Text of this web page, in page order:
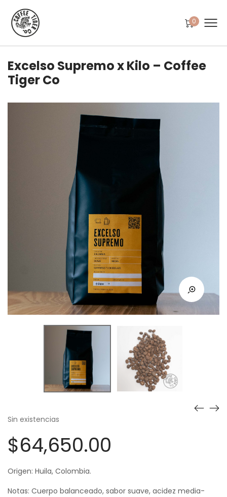
0
Excelso Supremo x Kilo – Coffee
Tiger Co
Sin existencias
$64,650.00
Origen: Huila, Colombia.
Notas: Cuerpo balanceado, sabor suave, acidez media-